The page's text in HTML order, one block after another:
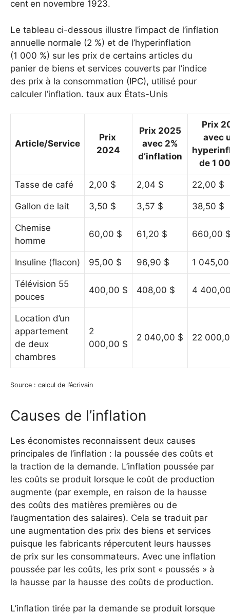
cent en novembre 1923.
Le tableau ci-dessous illustre l’impact de l’inflation
annuelle normale (2 %) et de l’hyperinflation
(1 000 %) sur les prix de certains articles du
panier de biens et services couverts par l’indice
des prix à la consommation (IPC), utilisé pour
calculer l’inflation. taux aux États-Unis
Article/Service
Prix ​​
2024
Prix ​​2025
avec 2%
d’inflation
Prix
avec
de 1
Tasse de café 2,00 $ 2,04 $ 22,00 $
Gallon de lait 3,50 $ 3,57 $ 38,50 $
Chemise
homme
60,00 $ 61,20 $ 660,00
Insuline (flacon) 95,00 $ 96,90 $ 1
Télévision 55
pouces
400,00 $ 408,00 $ 4
Location d’un
appartement
de deux
chambres
2
000,00 $
2 040,00 $ 22
Source : calcul de l’écrivain
Causes de l’inflation
Les économistes reconnaissent deux causes
principales de l’inflation : la poussée des coûts et
la traction de la demande. L’inflation poussée par
les coûts se produit lorsque le coût de production
augmente (par exemple, en raison de la hausse
des coûts des matières premières ou de
l’augmentation des salaires). Cela se traduit par
une augmentation des prix des biens et services
puisque les fabricants répercutent leurs hausses
de prix sur les consommateurs. Avec une inflation
poussée par les coûts, les prix sont « poussés » à
la hausse par la hausse des coûts de production.
L’inflation tirée par la demande se produit lorsque